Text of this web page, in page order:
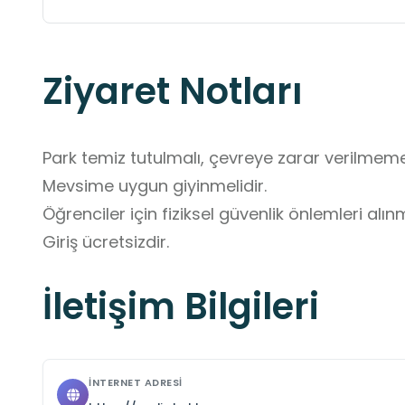
Ziyaret Notları
Park temiz tutulmalı, çevreye zarar
Mevsime uygun giyinmelidir.
Öğrenciler için fiziksel güvenlik önlemleri
Giriş ücretsizdir.
İletişim Bilgileri
İNTERNET ADRESI